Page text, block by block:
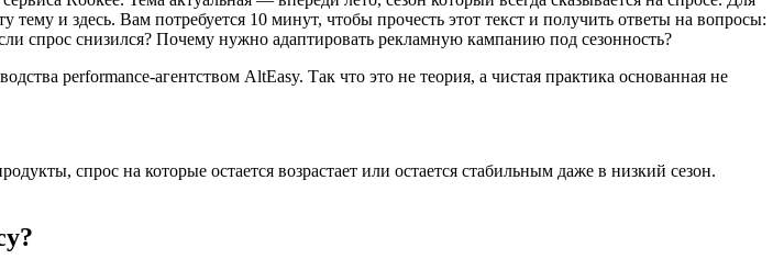
и здесь. Вам потребуется 10 минут, чтобы прочесть этот текст и получить ответы на вопросы:
спрос снизился? Почему нужно адаптировать рекламную кампанию под сезонность?
performance-агентством AltEasy. Так что это не теория, а чистая практика основанная не
спрос на которые остается возрастает или остается стабильным даже в низкий сезон.